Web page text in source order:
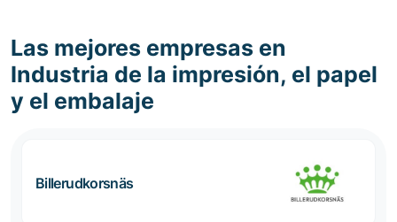
Las mejores empresas en
Industria de la impresión, el papel
y el embalaje
Billerudkorsnäs